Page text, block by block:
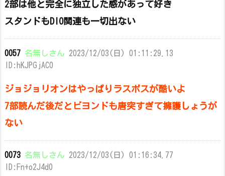
2部は他と完全に独立した感があって好き
スタンドもDIO関連も一切出ない
0057 名無しさん 2023/12/03(日) 01:11:29.13
ID:hKJPGjAC0
ジョジョリオンはやっぱりラスボスが酷いよ
7部読んだ後だとビヨンドも唐突すぎて擁護しょうが
ない
0073 名無しさん 2023/12/03(日) 01:16:34.77
ID:Fn+o2J4d0